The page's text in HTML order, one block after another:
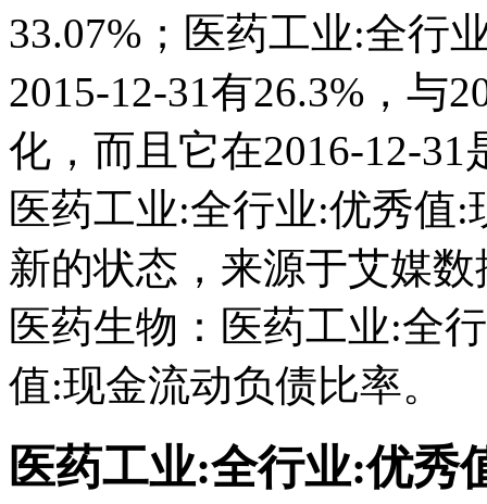
33.07%；医药工业:全行
2015-12-31有26.3%，与
化，而且它在2016-12-
医药工业:全行业:优秀值
新的状态，来源于艾媒
医药生物：医药工业:全
值:现金流动负债比率。
医药工业:全行业:优秀